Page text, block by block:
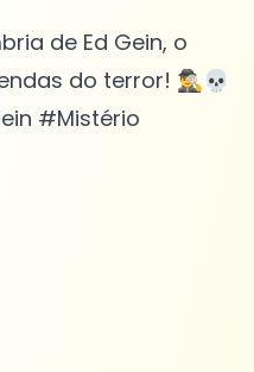
de Ed Gein, o
do terror! 🕵️‍♂️💀
#Mistério